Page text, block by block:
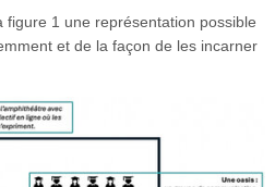
figure 1 une représentation possible
et de la façon de les incarner